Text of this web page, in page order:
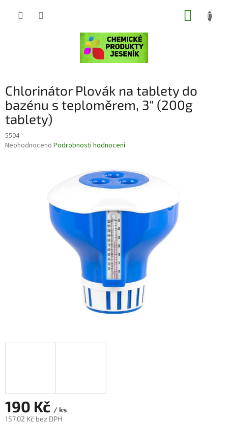
Chlorinátor Plovák na tablety do
bazénu s teploměrem, 3" (200g
tablety)
5504
Průměrné
Neohodnoceno Podrobnosti hodnocení
190 Kč / ks
157,02 Kč bez DPH